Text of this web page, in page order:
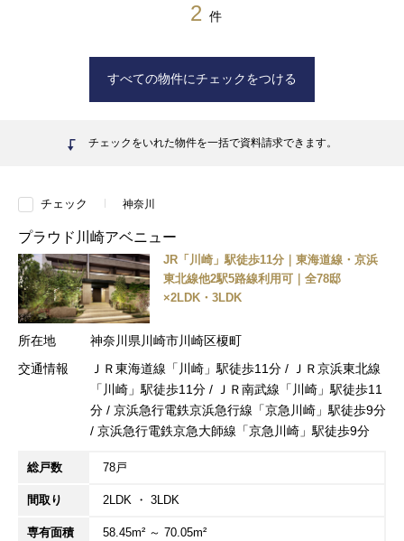
2 件
すべての物件にチェックをつける
チェックをいれた物件を一括で資料請求できます。
チェック 神奈川
プラウド川崎アベニュー
JR「川崎」駅徒歩11分｜東海道線・京浜
東北線他2駅5路線利用可｜全78邸
×2LDK・3LDK
所在地
神奈川県川崎市川崎区榎町
交通情報
ＪＲ東海道線「川崎」駅徒歩11分 / ＪＲ京浜東北線
「川崎」駅徒歩11分 / ＪＲ南武線「川崎」駅徒歩11
分 / 京浜急行電鉄京浜急行線「京急川崎」駅徒歩9分
/ 京浜急行電鉄京急大師線「京急川崎」駅徒歩9分
総戸数 78戸
間取り 2LDK ・ 3LDK
専有面積 58.45m² ～ 70.05m²